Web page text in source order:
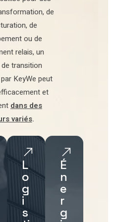
, de
, de
ou de
relais, un
transition
KeyWe peut
et
dans des
variés.
L
o
g
i
s
É
n
e
r
g